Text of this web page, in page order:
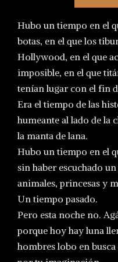
Hubo un tiempo en el
botas, en el que los
Hollywood, en el que
imposible, en el que
tenían lugar con el fin
Era el tiempo de las
humeante al lado de la
la manta de lana.
Hubo un tiempo en el
sin haber escuchado
animales, princesas y
Un tiempo pasado.
Pero esta noche no.
porque hoy hay luna
hombres lobo en